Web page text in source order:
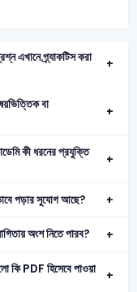
এখানে প্র্যাকটিস করা
বা
কী ধরনের প্রযুক্তি
পড়ার সুযোগ আছে?
অংশ নিতে পারব?
কি PDF হিসেবে পাওয়া